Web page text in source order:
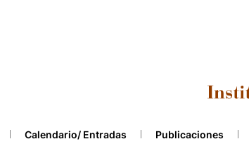
Calendario/ Entradas Publicaciones